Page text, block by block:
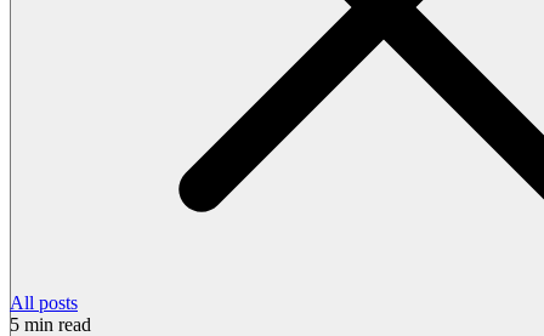
All posts
5 min read